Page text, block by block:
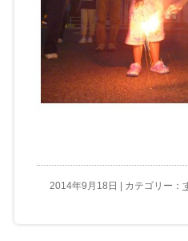
2014年9月18日 | カテゴリー：